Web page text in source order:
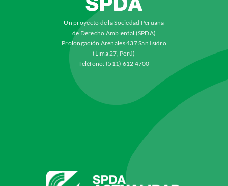
Un proyecto de la Sociedad Peruana
de Derecho Ambiental (SPDA)
Prolongación Arenales 437 San Isidro
(Lima 27, Perú)
Teléfono: (511) 612 4700